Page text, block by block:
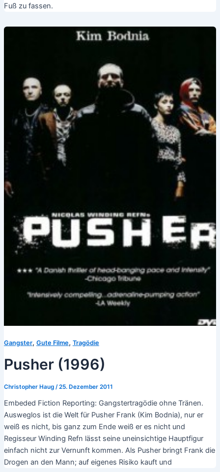
Fuß zu fassen.
Gangster, Gute Filme, Tragödie
Pusher (1996)
Christopher Haug /25. Dezember 2011
Embeded Fiction Reporting: Gangstertragödie ohne Tränen.
Ausweglos ist die Welt für Pusher Frank (Kim Bodnia), nur er
weiß es nicht, bis ganz zum Ende weiß er es nicht und
Regisseur Winding Refn lässt seine uneinsichtige Hauptfigur
einfach nicht zur Vernunft kommen. Als Pusher bringt Frank die
Drogen an den Mann; auf eigenes Risiko kauft und